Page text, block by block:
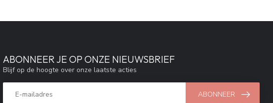
ABONNEER JE OP ONZE NIEUWSBRIEF
Blijf op de hoogte over onze laatste acties
ABONNEER